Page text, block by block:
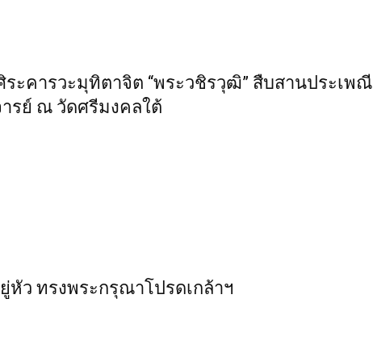
ะคารวะมุทิตาจิต “พระวชิรวุฒิ” สืบสานประเพณี
รย์ ณ วัดศรีมงคลใต้
หัว ทรงพระกรุณาโปรดเกล้าฯ